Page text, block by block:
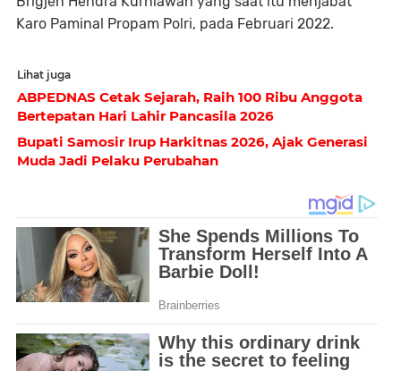
Karo Paminal Propam Polri, pada Februari 2022.
Lihat juga
ABPEDNAS Cetak Sejarah, Raih 100 Ribu Anggota
Bertepatan Hari Lahir Pancasila 2026
Bupati Samosir Irup Harkitnas 2026, Ajak Generasi
Muda Jadi Pelaku Perubahan